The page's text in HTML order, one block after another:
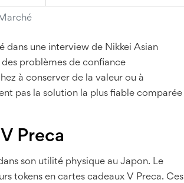
dans une interview de Nikkei Asian
problèmes de confiance
à conserver de la valeur ou à
pas la solution la plus fiable comparée
Preca
son utilité physique au Japon. Le
tokens en cartes cadeaux V Preca. Ces